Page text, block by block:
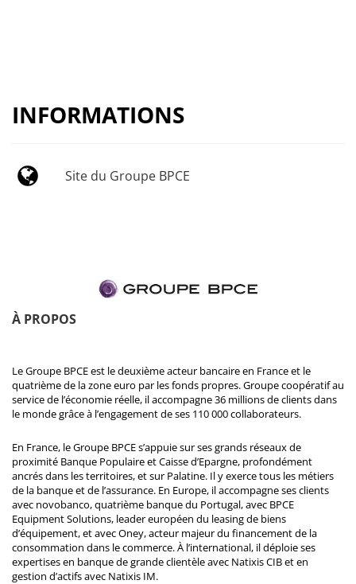
INFORMATIONS
Site du Groupe BPCE
À PROPOS
Le Groupe BPCE est le deuxième acteur bancaire en France et le
quatrième de la zone euro par les fonds propres. Groupe coopératif au
service de l’économie réelle, il accompagne 36 millions de clients dans
le monde grâce à l’engagement de ses 110 000 collaborateurs.
En France, le Groupe BPCE s’appuie sur ses grands réseaux de
proximité Banque Populaire et Caisse d’Epargne, profondément
ancrés dans les territoires, et sur Palatine. Il y exerce tous les métiers
de la banque et de l’assurance. En Europe, il accompagne ses clients
avec novobanco, quatrième banque du Portugal, avec BPCE
Equipment Solutions, leader européen du leasing de biens
d’équipement, et avec Oney, acteur majeur du financement de la
consommation dans le commerce. À l’international, il déploie ses
expertises en banque de grande clientèle avec Natixis CIB et en
gestion d’actifs avec Natixis IM.